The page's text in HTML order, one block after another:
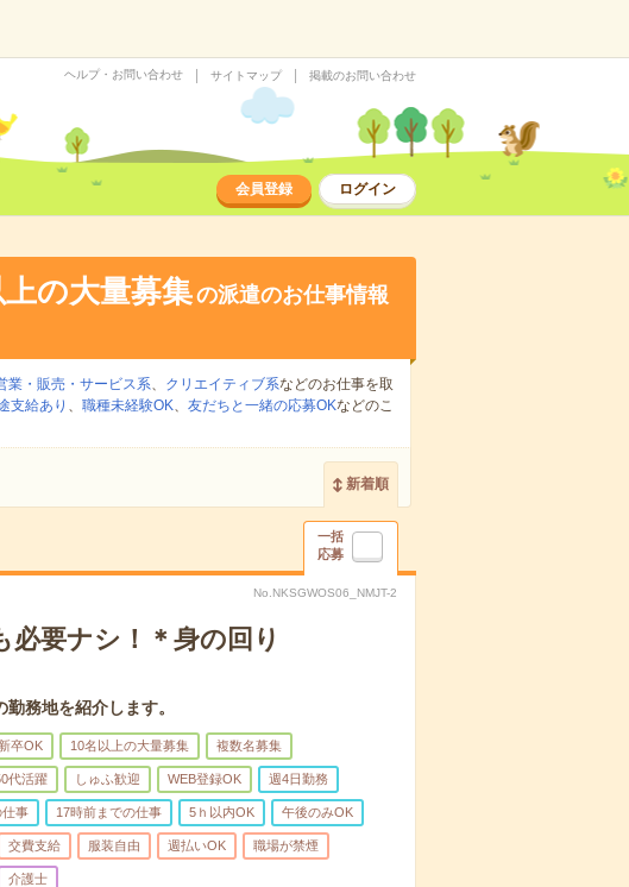
ヘルプ・お問い合わせ サイトマップ 掲載のお問い合わせ
会員登録 ログイン
の大量募集の派遣のお仕事情報
業・販売・サービス系、 クリエイティブ系などのお仕事を取
支給あり 、 職種未経験OK、 友だちと一緒の応募OKなどのこ
新着順
一括
応募
No.NKSGWOS06_NMJT-2
要ナシ！＊身の回り
務地を紹介します。
卒OK 10名以上の大量募集 複数名募集
代活躍 しゅふ歓迎 WEB登録OK 週4日勤務
事 17時前までの仕事 5ｈ以内OK 午後のみOK
交費支給 服装自由 週払いOK 職場が禁煙
介護士